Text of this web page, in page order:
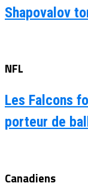
Shapovalov
NFL
Les Falcons
porteur de
Canadiens